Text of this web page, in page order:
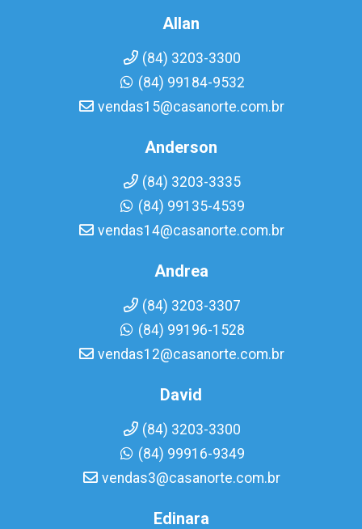
Allan
(84) 3203-3300
(84) 99184-9532
vendas15@casanorte.com.br
Anderson
(84) 3203-3335
(84) 99135-4539
vendas14@casanorte.com.br
Andrea
(84) 3203-3307
(84) 99196-1528
vendas12@casanorte.com.br
David
(84) 3203-3300
(84) 99916-9349
vendas3@casanorte.com.br
Edinara